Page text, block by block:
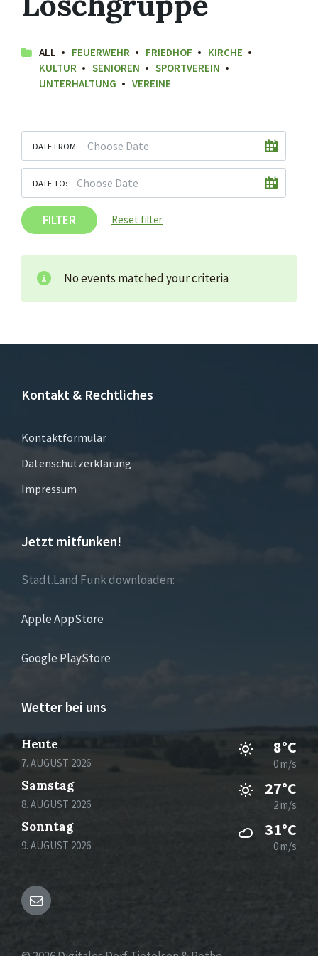
ALL FEUERWEHR FRIEDHOF
KIRCHE
KULTUR
SENIOREN
SPORTVEREIN
UNTERHALTUNG
VEREINE
DATE FROM:
DATE TO:
FILTER Reset filter
No events matched your criteria
Kontakt & Rechtliches
Kontaktformular
Datenschutzerklärung
Impressum
Jetzt mitfunken!
Stadt.Land Funk downloaden:
Apple AppStore
Google PlayStore
Wetter bei uns
Heute
7. AUGUST 2026
8°C
0 m/s
Samstag
8. AUGUST 2026
27°C
2 m/s
Sonntag
9. AUGUST 2026
31°C
0 m/s
Email